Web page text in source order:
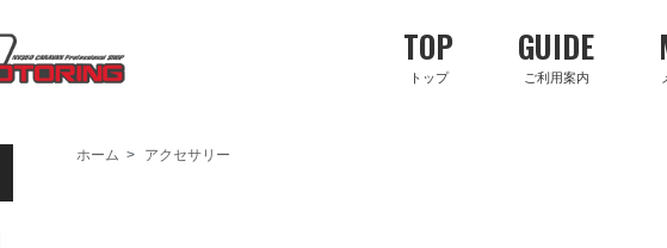
TOP
トップ
GUIDE
ご利用案内
ホーム > アクセサリー